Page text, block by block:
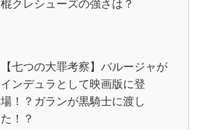
棍クレシューズの強さは？
【七つの大罪考察】バルージャが
インデュラとして映画版に登
場！？ガランが黒騎士に渡し
た！？